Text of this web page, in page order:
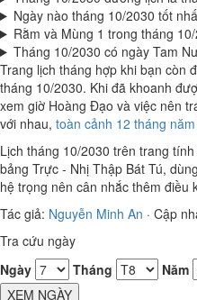
Ngày nào tháng 10/2030 tốt
Rằm và Mùng 1 trong tháng
Tháng 10/2030 có ngày Tam
Trang lịch tháng hợp khi bạn còn
tháng 10/2030. Khi đã khoanh
xem giờ Hoàng Đạo và việc nên
với nhau, toàn cảnh 12 tháng
Lịch tháng 10/2030 trên trang
bảng Trực - Nhị Thập Bát Tú,
hệ trọng nên cân nhắc thêm điều
Tác giả: Nguyễn Minh An · Cập
Tra cứu ngày
Ngày
Tháng
Năm
XEM NGÀY